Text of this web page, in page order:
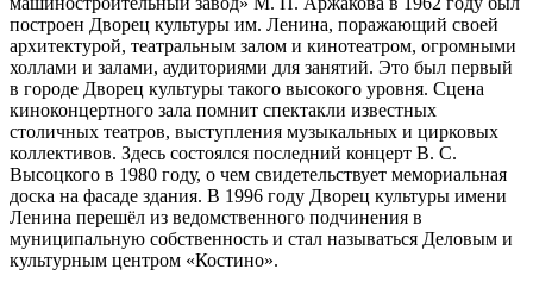
построен Дворец культуры им. Ленина, поражающий своей
архитектурой, театральным залом и кинотеатром, огромными
холлами и залами, аудиториями для занятий. Это был первый
в городе Дворец культуры такого высокого уровня. Сцена
киноконцертного зала помнит спектакли известных
столичных театров, выступления музыкальных и цирковых
коллективов. Здесь состоялся последний концерт В. С.
Высоцкого в 1980 году, о чем свидетельствует мемориальная
доска на фасаде здания. В 1996 году Дворец культуры имени
Ленина перешёл из ведомственного подчинения в
муниципальную собственность и стал называться Деловым и
культурным центром «Костино».